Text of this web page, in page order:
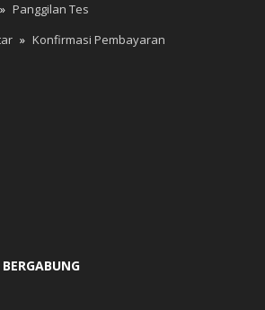
» Panggilan Tes
» Konfirmasi Pembayaran